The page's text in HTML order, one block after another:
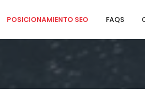
POSICIONAMIENTO SEO FAQS